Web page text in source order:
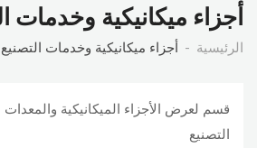
أجزاء ميكانيكية وخدمات
الرئيسية أجزاء ميكانيكية وخدمات التصنيع
قسم لعرض الأجزاء الميكانيكية
التصنيع